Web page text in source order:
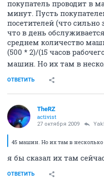
покупатель проводит в
минут. Пусть
посетителей (что
что в день
среднем количество
(500 * 2)/(15 часов
машин. Но их там в
ОТВЕТИТЬ
TheRZ
activist
27 октября 2009
45 машин. Но их там в несколько
я бы сказал их там
ОТВЕТИТЬ